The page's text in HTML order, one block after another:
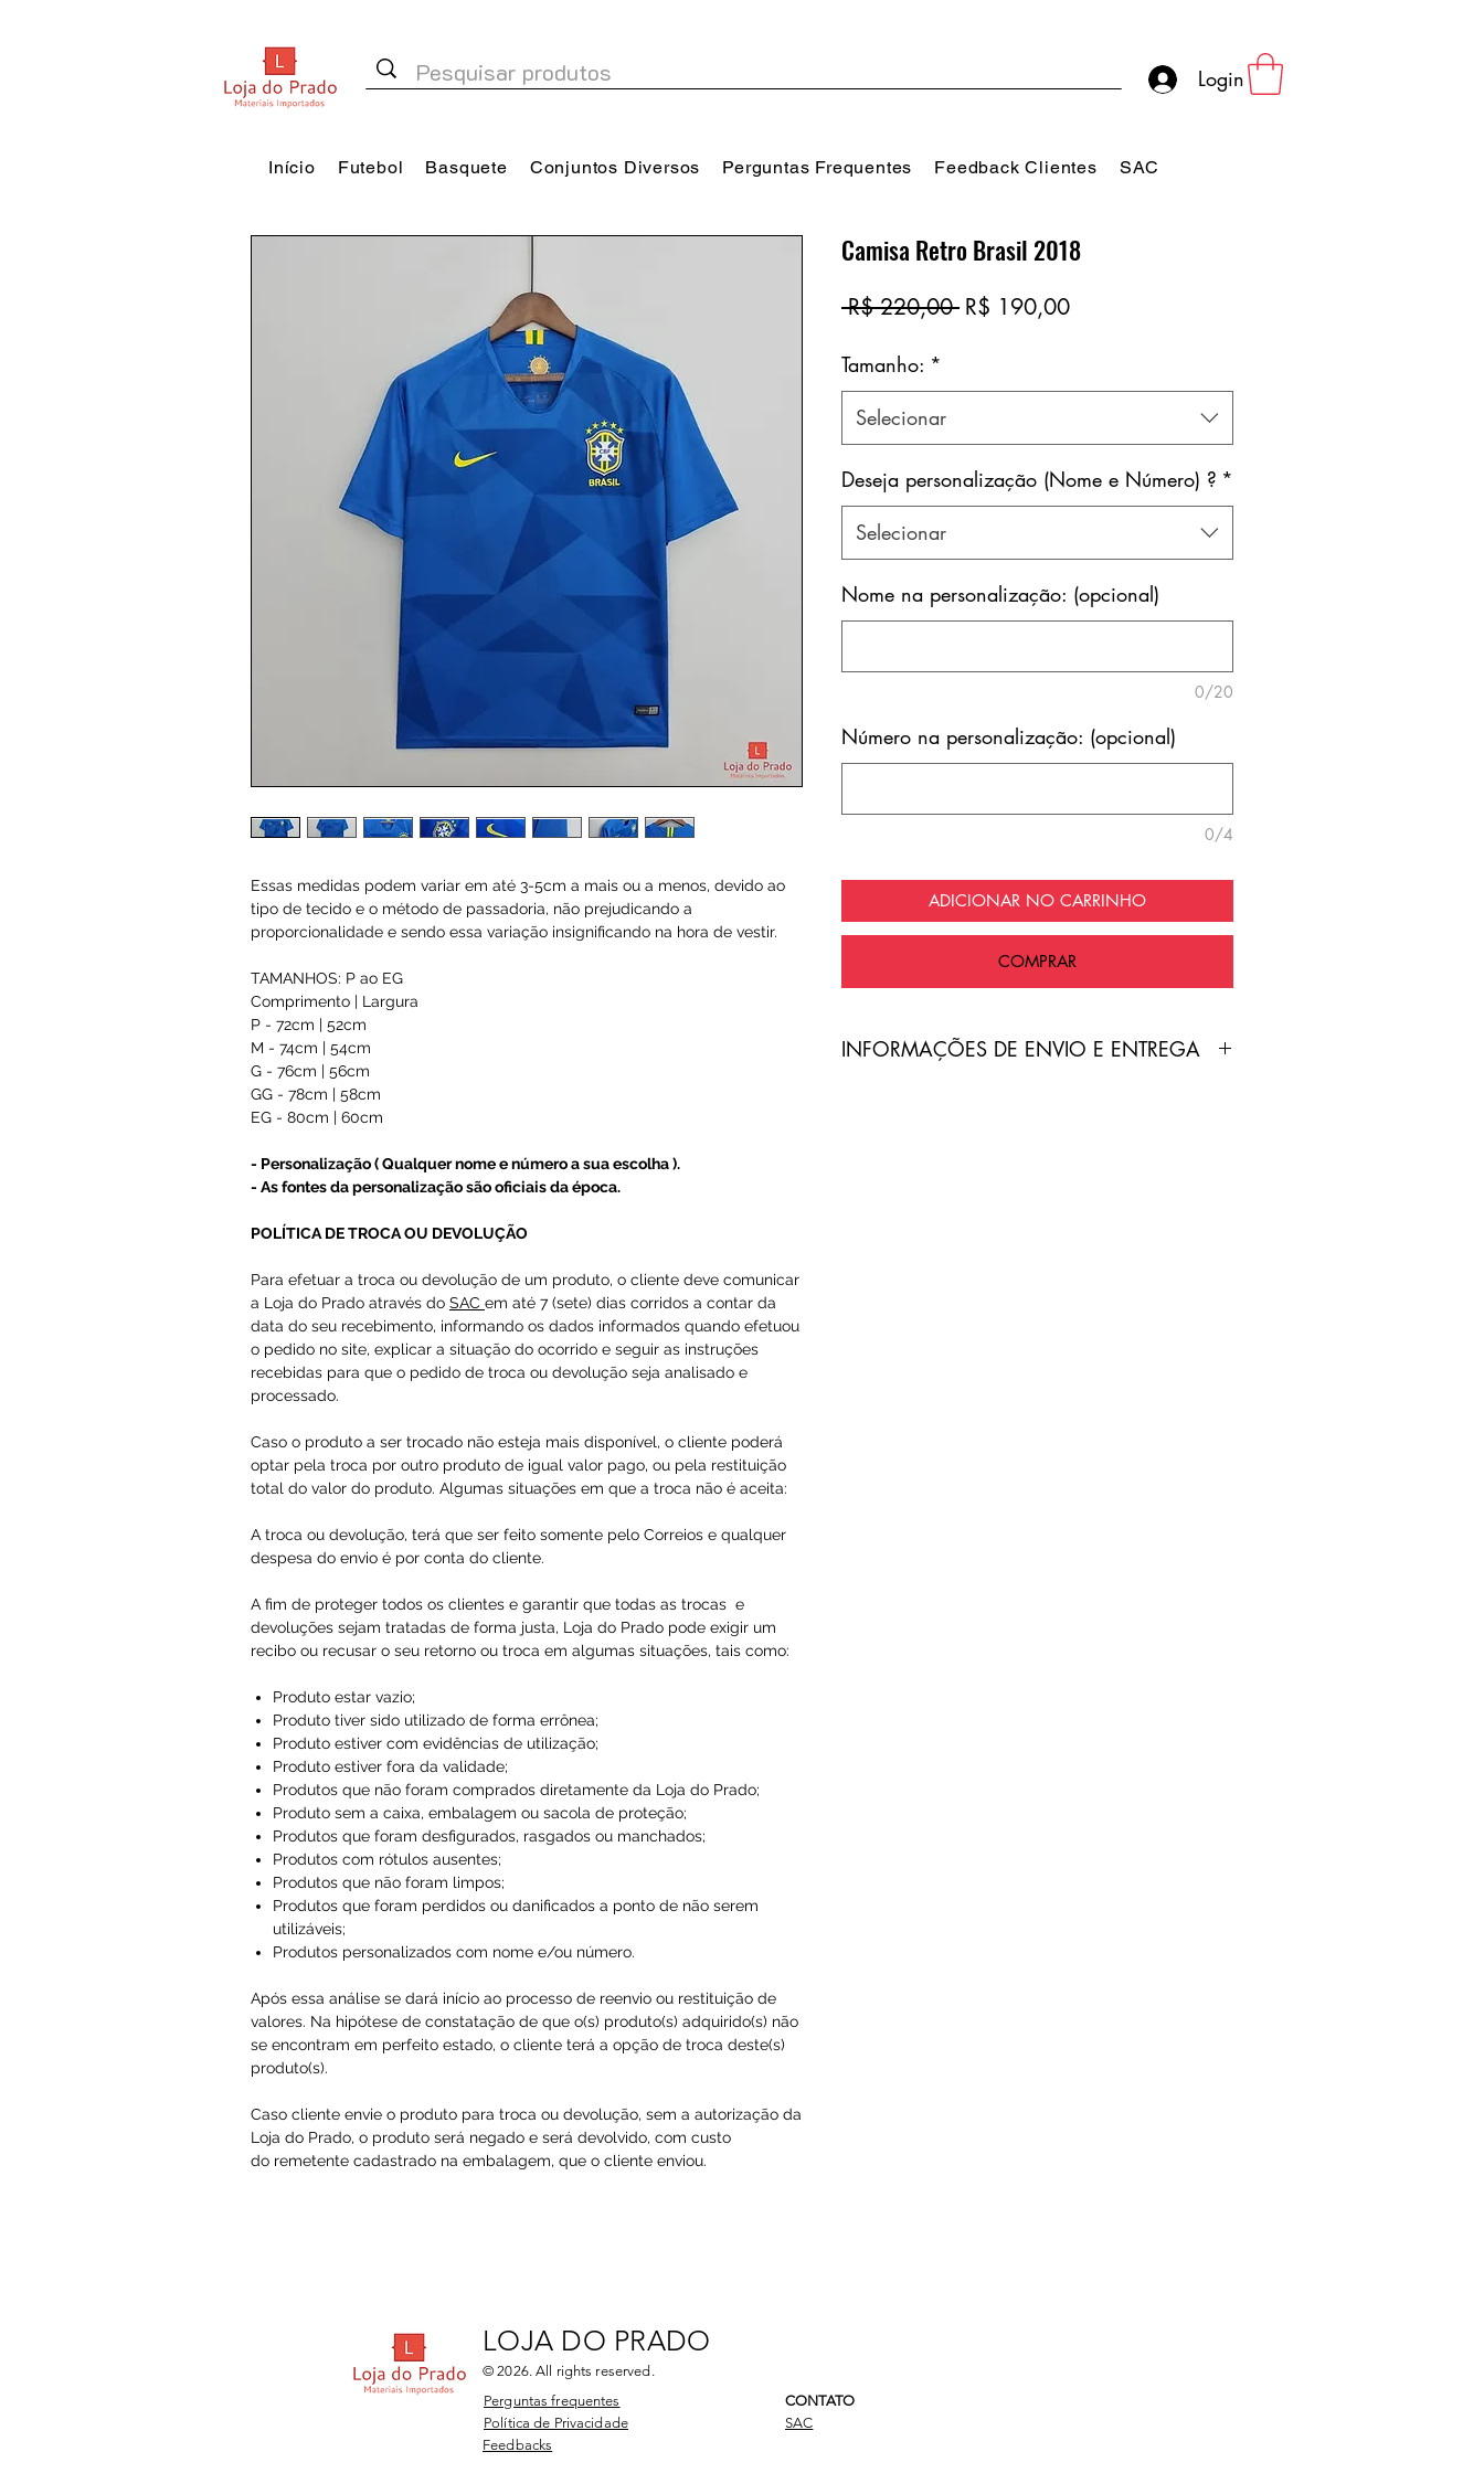
Login
Início Futebol Basquete Conjuntos Diversos Perguntas Frequentes Feedback Clientes SAC
Essas medidas podem variar em até 3-5cm a mais ou a menos, devido ao
tipo de tecido e o método de passadoria, não prejudicando a
proporcionalidade e sendo essa variação insignificando na hora de vestir.
TAMANHOS: P ao EG
Comprimento | Largura
P - 72cm | 52cm
M - 74cm | 54cm
G - 76cm | 56cm
GG - 78cm | 58cm
EG - 80cm | 60cm
- Personalização ( Qualquer nome e número a sua escolha ).
- As fontes da personalização são oficiais da época.
POLÍTICA DE TROCA OU DEVOLUÇÃO
Para efetuar a troca ou devolução de um produto, o cliente deve comunicar
a Loja do Prado através do SAC em até 7 (sete) dias corridos a contar da
data do seu recebimento, informando os dados informados quando efetuou
o pedido no site, explicar a situação do ocorrido e seguir as instruções
recebidas para que o pedido de troca ou devolução seja analisado e
processado.
Caso o produto a ser trocado não esteja mais disponível, o cliente poderá
optar pela troca por outro produto de igual valor pago, ou pela restituição
total do valor do produto. Algumas situações em que a troca não é aceita:
A troca ou devolução, terá que ser feito somente pelo Correios e qualquer
despesa do envio é por conta do cliente.
A fim de proteger todos os clientes e garantir que todas as trocas e
devoluções sejam tratadas de forma justa, Loja do Prado pode exigir um
recibo ou recusar o seu retorno ou troca em algumas situações, tais como:
Produto estar vazio;
Produto tiver sido utilizado de forma errônea;
Produto estiver com evidências de utilização;
Produto estiver fora da validade;
Produtos que não foram comprados diretamente da Loja do Prado;
Produto sem a caixa, embalagem ou sacola de proteção;
Produtos que foram desfigurados, rasgados ou manchados;
Produtos com rótulos ausentes;
Produtos que não foram limpos;
Produtos que foram perdidos ou danificados a ponto de não serem
utilizáveis;
Produtos personalizados com nome e/ou número.
Após essa análise se dará início ao processo de reenvio ou restituição de
valores. Na hipótese de constatação de que o(s) produto(s) adquirido(s) não
se encontram em perfeito estado, o cliente terá a opção de troca deste(s)
produto(s).
Caso cliente envie o produto para troca ou devolução, sem a autorização da
Loja do Prado, o produto será negado e será devolvido, com custo
do remetente cadastrado na embalagem, que o cliente enviou.​
Camisa Retro Brasil 2018
R$ 220,00 Preço
R$ 190,00Preço
Tamanho: *
Selecionar
Deseja personalização (Nome e Número) ? *
Selecionar
Nome na personalização: (opcional)
0/20
Número na personalização: (opcional)
0/4
ADICIONAR NO CARRINHO
COMPRAR
​INFORMAÇÕES DE ENVIO E ENTREGA
LOJA DO PRADO
© 2026. All rights reserved.
Perguntas frequentes
Política de Privacidade
CONTATO
SAC
Feedbacks